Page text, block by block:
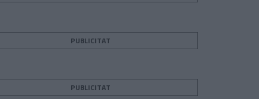
PUBLICITAT
PUBLICITAT